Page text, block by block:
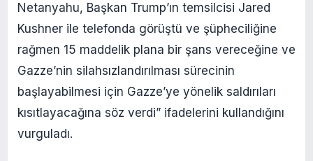
Netanyahu, Başkan Trump’ın temsilcisi Jared
Kushner ile telefonda görüştü ve şüpheciliğine
rağmen 15 maddelik plana bir şans vereceğine ve
Gazze’nin silahsızlandırılması sürecinin
başlayabilmesi için Gazze’ye yönelik saldırıları
kısıtlayacağına söz verdi” ifadelerini kullandığını
vurguladı.